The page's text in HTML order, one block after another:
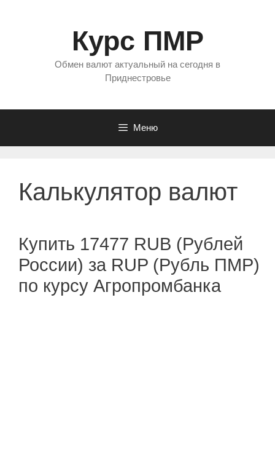
Курс ПМР
Обмен валют актуальный на сегодня в
Приднестровье
Меню
Калькулятор валют
Купить 17477 RUB (Рублей
России) за RUP (Рубль ПМР)
по курсу Агропромбанка